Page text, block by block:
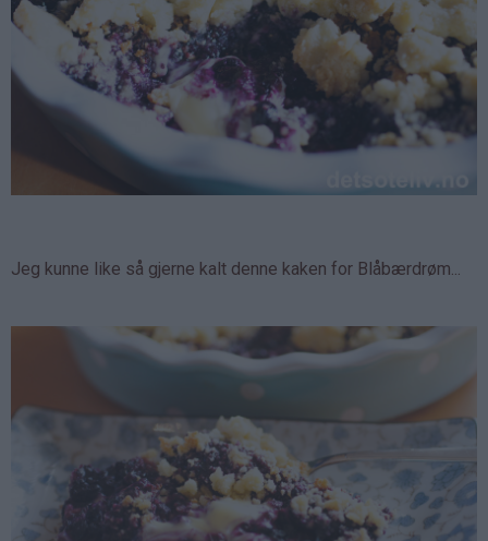
Jeg kunne like så gjerne kalt denne kaken for Blåbærdrøm...